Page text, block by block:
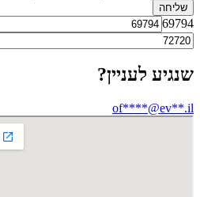
שליחה
69794
שנגיע לעניין?
of****@ev**.il